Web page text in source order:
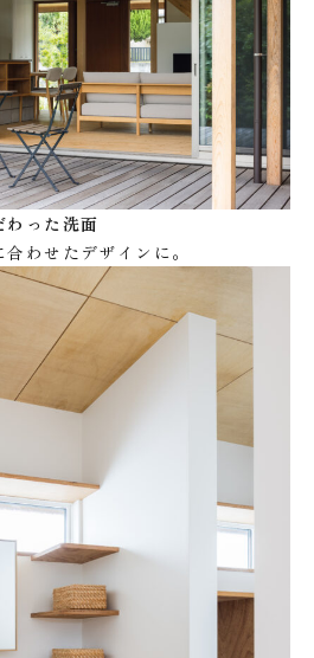
った洗面
わせたデザインに。